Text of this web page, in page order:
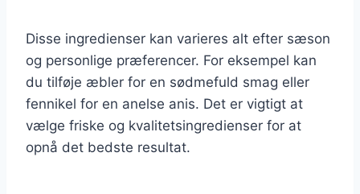
Disse ingredienser kan varieres alt efter sæson
og personlige præferencer. For eksempel kan
du tilføje æbler for en sødmefuld smag eller
fennikel for en anelse anis. Det er vigtigt at
vælge friske og kvalitetsingredienser for at
opnå det bedste resultat.